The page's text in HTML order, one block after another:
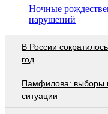
Ночные
нарушений
В России
год
Памфилова: выборы
ситуации